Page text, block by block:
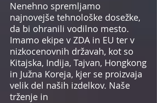
Nenehno spremljamo
najnovejše tehnološke dosežke,
da bi ohranili vodilno mesto.
Imamo ekipe v ZDA in EU ter v
nizkocenovnih državah, kot so
Kitajska, Indija, Tajvan, Hongkong
in Južna Koreja, kjer se proizvaja
velik del naših izdelkov. Naše
trženje in